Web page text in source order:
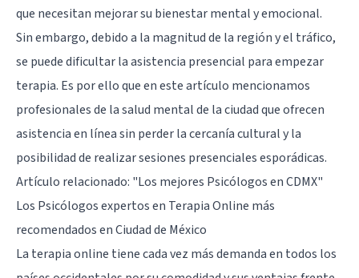
que necesitan mejorar su bienestar mental y emocional.
Sin embargo, debido a la magnitud de la región y el tráfico,
se puede dificultar la asistencia presencial para empezar
terapia. Es por ello que en este artículo mencionamos
profesionales de la salud mental de la ciudad que ofrecen
asistencia en línea sin perder la cercanía cultural y la
posibilidad de realizar sesiones presenciales esporádicas.
Artículo relacionado: "Los mejores Psicólogos en CDMX"
Los Psicólogos expertos en Terapia Online más
recomendados en Ciudad de México
La terapia online tiene cada vez más demanda en todos los